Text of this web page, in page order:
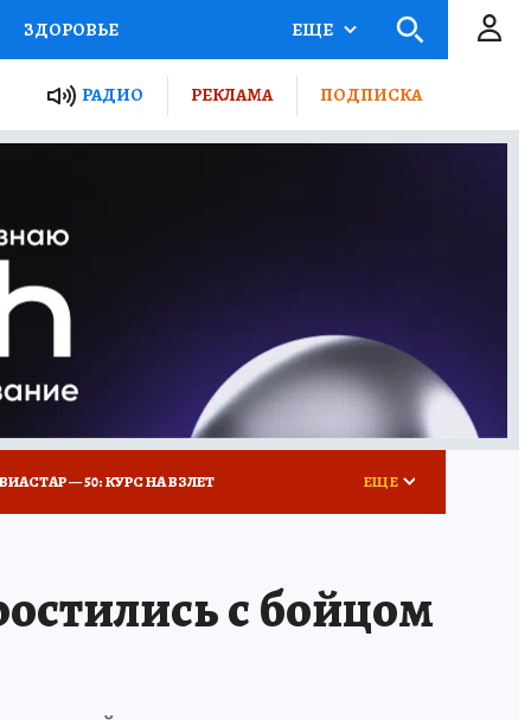
ЗДОРОВЬЕ
РОССИИ
ПУТЕВОДИТЕЛЬ
ПОТРЕБИТЕЛЯ
ЕЩЕ
РАДИО РЕКЛАМА ПОДПИСКА
— 50: КУРС НА ВЗЛЕТ ЕЩЕ
с бойцом